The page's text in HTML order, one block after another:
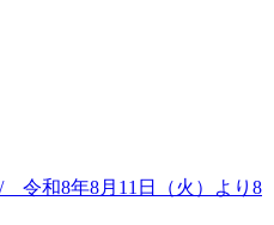
和8年8月11日（火）より8